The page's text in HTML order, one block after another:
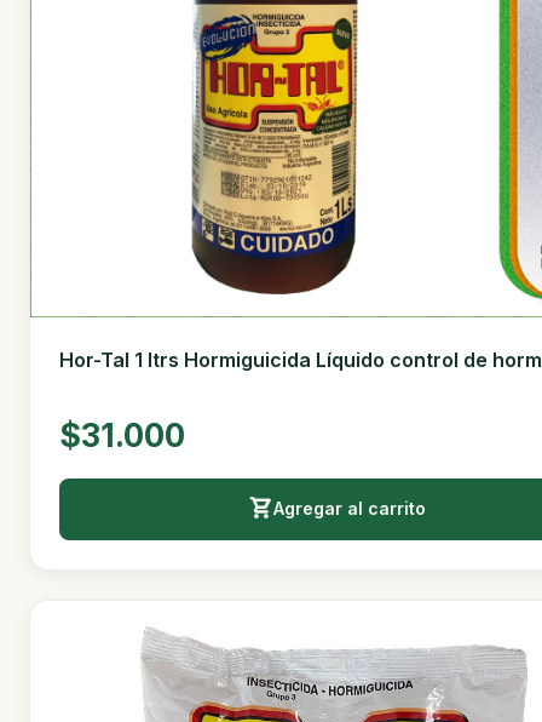
Hor-Tal 1 ltrs Hormiguicida Líquido control de
$31.000
Agregar al carrito